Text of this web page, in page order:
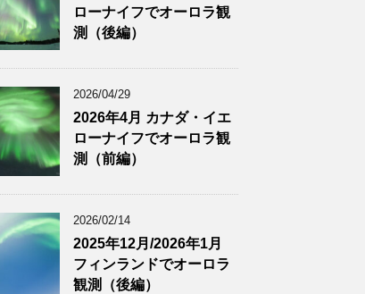
ローナイフでオーロラ観
測（後編）
2026/04/29
2026年4月 カナダ・イエ
ローナイフでオーロラ観
測（前編）
2026/02/14
2025年12月/2026年1月
フィンランドでオーロラ
観測（後編）